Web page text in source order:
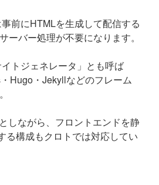
前にHTMLを生成して配信する
ーバー処理が不要になります。
トジェネレータ」とも呼ば
Hugo・Jekyllなどのフレーム
しながら、フロントエンドを静
る構成もクロトでは対応してい